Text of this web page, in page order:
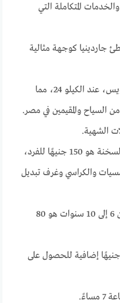
المتكاملة التي
جاردينيا كوجهة مثالية
يقع شاطئ جاردينيا في اتجاه السويس، عند الكيلو 24، مما
والمقيمين في مصر.
الشهية.
سعر دخول قرية جاردينيا العين السخنة هو 150 جنيهًا للفرد،
والكراسي وغرف تبديل
سعر تذكرة دخول الأطفال من سن 6 إلى 10 سنوات هو 80
يمكن للعائلات أو الأفراد دفع 80 جنيهًا إضافية للحصول على